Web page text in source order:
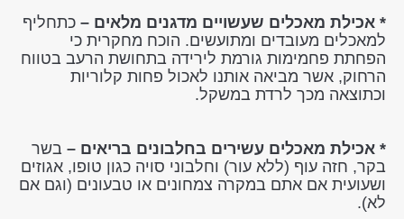
* אכילת מאכלים שעשויים מדגנים מלאים – כתחליף
למאכלים מעובדים ומתועשים. הוכח מחקרית כי
הפחתת פחמימות גורמת לירידה בתחושת הרעב בטווח
הרחוק, אשר מביאה אותנו לאכול פחות קלוריות
וכתוצאה מכך לרדת במשקל.
* אכילת מאכלים עשירים בחלבונים בריאים – בשר
בקר, חזה עוף (ללא עור) וחלבוני סויה כגון טופו, אגוזים
ושעועית אם אתם במקרה צמחונים או טבעונים (וגם אם
לא).